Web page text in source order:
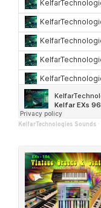
KelfarTechnologies Sounds ·